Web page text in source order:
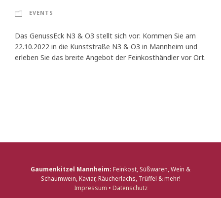
EVENTS
Das GenussEck N3 & O3 stellt sich vor: Kommen Sie am
22.10.2022 in die Kunststraße N3 & O3 in Mannheim und
erleben Sie das breite Angebot der Feinkosthändler vor Ort.
Gaumenkitzel Mannheim: Feinkost, Süßwaren, Wein &
Schaumwein, Kaviar, Räucherlachs, Trüffel & mehr!
Impressum • Datenschutz